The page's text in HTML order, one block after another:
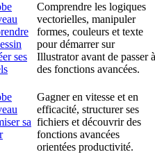
ses
Comprendre les logiques
vectorielles, manipuler
formes, couleurs et texte
pour démarrer sur
Illustrator avant de passer à
des fonctions avancées.
sa
Gagner en vitesse et en
efficacité, structurer ses
fichiers et découvrir des
fonctions avancées
orientées productivité.